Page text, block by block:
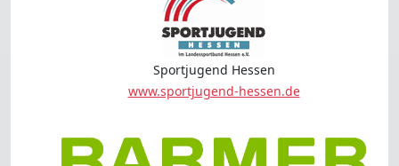
Sportjugend Hessen
www.sportjugend-hessen.de